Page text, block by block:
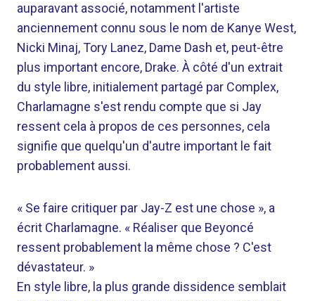
auparavant associé, notamment l'artiste
anciennement connu sous le nom de Kanye West,
Nicki Minaj, Tory Lanez, Dame Dash et, peut-être
plus important encore, Drake. À côté d'un extrait
du style libre, initialement partagé par Complex,
Charlamagne s'est rendu compte que si Jay
ressent cela à propos de ces personnes, cela
signifie que quelqu'un d'autre important le fait
probablement aussi.
« Se faire critiquer par Jay-Z est une chose », a
écrit Charlamagne. « Réaliser que Beyoncé
ressent probablement la même chose ? C'est
dévastateur. »
En style libre, la plus grande dissidence semblait